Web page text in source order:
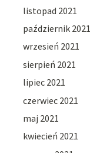
listopad 2021
październik 2021
wrzesień 2021
sierpień 2021
lipiec 2021
czerwiec 2021
maj 2021
kwiecień 2021